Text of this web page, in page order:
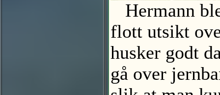
Hermann
flott utsikt
husker godt
gå over